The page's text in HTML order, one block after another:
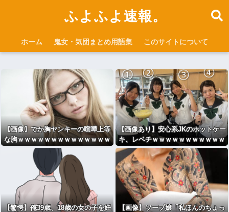
ふよふよ速報。
ホーム 鬼女・気団まとめ用語集 このサイトについて
【画像】でか胸ヤンキーの喧嘩上等
な胸ｗｗｗｗｗｗｗｗｗｗｗｗｗｗ
【画像あり】安心系JKのホットケー
キ、レベチｗｗｗｗｗｗｗｗｗｗｗ
ｗｗｗｗｗｗｗｗｗｗｗｗｗ
【驚愕】俺39歳、18歳の女の子を妊
【画像】ソープ嬢「私ほんのちょっ